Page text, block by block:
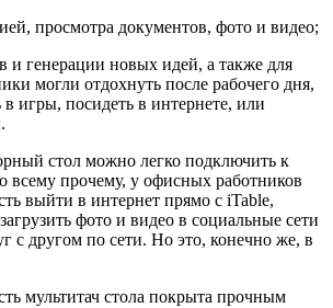
просмотра документов, фото и видео;
и генерации новых идей, а также для
могли отдохнуть после рабочего дня,
игры, посидеть в интернете, или
стол можно легко подключить к
всему прочему, у офисных работников
выйти в интернет прямо с iTable,
фото и видео в социальные сети
с другом по сети. Но это, конечно же, в
мультитач стола покрыта прочным